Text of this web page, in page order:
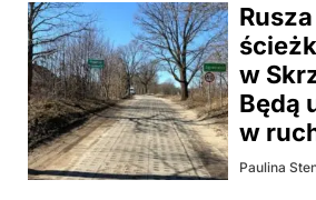
w
Będą
w
Paulina